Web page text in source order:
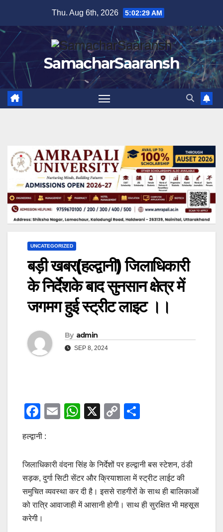
content
Thu. Aug 6th, 2026 5:02:30 AM
SamacharSaaransh
UNCATEGORIZED
बड़ी खबर(हल्द्वानी) जिलाधिकारी
के निर्देशके बाद सुनसान क्षेत्र में
जगमग हुई स्ट्रीट लाइट ।।
By admin
SEP 8, 2024
F
c
e
b
o
o
k
E
W
s
A
p
p
X
C
y
Li
n
k
e
हल्द्वानी :
जिलाधिकारी वंदना सिंह के निर्देशों पर हल्द्वानी बस स्टेशन, ठंडी
सड़क, दुर्गा सिटी सेंटर और क्रियाशाला में स्ट्रीट लाईट की
समुचित व्यवस्था कर दी है। इससे राहगीरों के साथ ही बालिकाओं
को रात्रि आवाजाही में आसानी होगी। साथ ही सुरक्षित भी महसूस
करेगी।